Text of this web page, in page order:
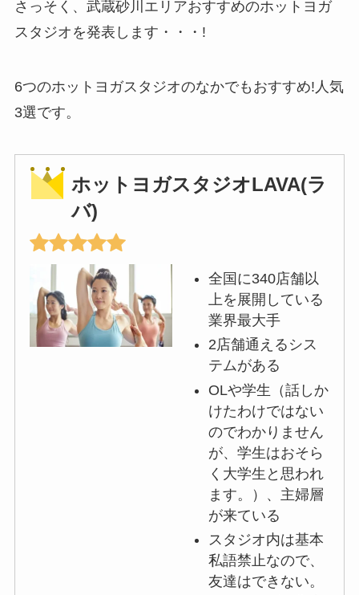
さっそく、武蔵砂川エリアおすすめのホットヨガ
スタジオを発表します・・・!
6つのホットヨガスタジオのなかでもおすすめ!人気
3選です。
ホットヨガスタジオLAVA(ラ
バ)
全国に340店舗以
上を展開している
業界最大手
2店舗通えるシス
テムがある
OLや学生（話しか
けたわけではない
のでわかりません
が、学生はおそら
く大学生と思われ
ます。）、主婦層
が来ている
スタジオ内は基本
私語禁止なので、
友達はできない。